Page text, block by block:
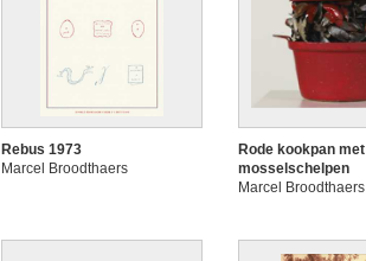
Rebus 1973
Marcel Broodthaers
Rode kookpan met
mosselschelpen
Marcel Broodthaers